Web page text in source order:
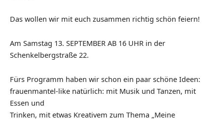
Das wollen wir mit euch zusammen richtig schön feiern!
Am Samstag 13. SEPTEMBER AB 16 UHR in der
Schenkelbergstraße 22.
Fürs Programm haben wir schon ein paar schöne Ideen:
frauenmantel-like natürlich: mit Musik und Tanzen, mit
Essen und
Trinken, mit etwas Kreativem zum Thema „Meine